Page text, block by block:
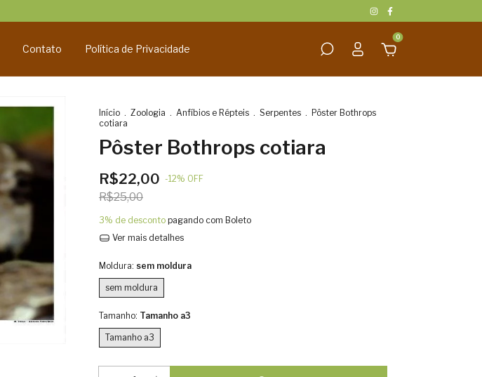
Contato Política de Privacidade
0
Início . Zoologia . Anfíbios e Répteis . Serpentes . Pôster Bothrops
cotiara
Pôster Bothrops cotiara
R$22,00 -12% OFF
R$25,00
3% de desconto pagando com Boleto
Ver mais detalhes
Moldura: sem moldura
sem moldura
Tamanho: Tamanho a3
Tamanho a3